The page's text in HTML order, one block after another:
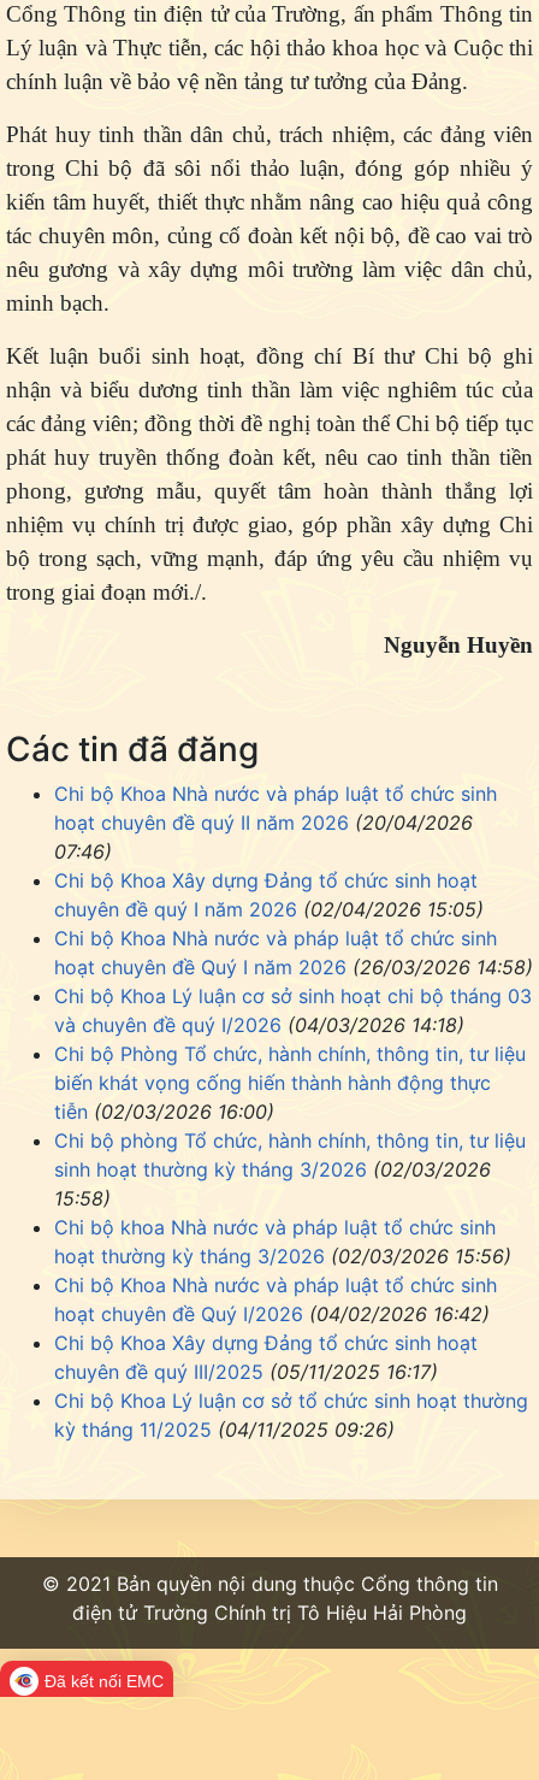
Cổng Thông tin điện tử của Trường, ấn phẩm Thông tin
Lý luận và Thực tiễn, các hội thảo khoa học và Cuộc thi
chính luận về bảo vệ nền tảng tư tưởng của Đảng.
Phát huy tinh thần dân chủ, trách nhiệm, các đảng viên
trong Chi bộ đã sôi nổi thảo luận, đóng góp nhiều ý
kiến tâm huyết, thiết thực nhằm nâng cao hiệu quả công
tác chuyên môn, củng cố đoàn kết nội bộ, đề cao vai trò
nêu gương và xây dựng môi trường làm việc dân chủ,
minh bạch.
Kết luận buổi sinh hoạt, đồng chí Bí thư Chi bộ ghi
nhận và biểu dương tinh thần làm việc nghiêm túc của
các đảng viên; đồng thời đề nghị toàn thể Chi bộ tiếp tục
phát huy truyền thống đoàn kết, nêu cao tinh thần tiền
phong, gương mẫu, quyết tâm hoàn thành thắng lợi
nhiệm vụ chính trị được giao, góp phần xây dựng Chi
bộ trong sạch, vững mạnh, đáp ứng yêu cầu nhiệm vụ
trong giai đoạn mới./.
Nguyễn Huyền
Các tin đã đăng
Chi bộ Khoa Nhà nước và pháp luật tổ chức sinh
hoạt chuyên đề quý II năm 2026 (20/04/2026
07:46)
Chi bộ Khoa Xây dựng Đảng tổ chức sinh hoạt
chuyên đề quý I năm 2026 (02/04/2026 15:05)
Chi bộ Khoa Nhà nước và pháp luật tổ chức sinh
hoạt chuyên đề Quý I năm 2026 (26/03/2026 14:58)
Chi bộ Khoa Lý luận cơ sở sinh hoạt chi bộ tháng 03
và chuyên đề quý I/2026 (04/03/2026 14:18)
Chi bộ Phòng Tổ chức, hành chính, thông tin, tư liệu
biến khát vọng cống hiến thành hành động thực
tiễn (02/03/2026 16:00)
Chi bộ phòng Tổ chức, hành chính, thông tin, tư liệu
sinh hoạt thường kỳ tháng 3/2026 (02/03/2026
15:58)
Chi bộ khoa Nhà nước và pháp luật tổ chức sinh
hoạt thường kỳ tháng 3/2026 (02/03/2026 15:56)
Chi bộ Khoa Nhà nước và pháp luật tổ chức sinh
hoạt chuyên đề Quý I/2026 (04/02/2026 16:42)
Chi bộ Khoa Xây dựng Đảng tổ chức sinh hoạt
chuyên đề quý III/2025 (05/11/2025 16:17)
Chi bộ Khoa Lý luận cơ sở tổ chức sinh hoạt thường
kỳ tháng 11/2025 (04/11/2025 09:26)
© 2021 Bản quyền nội dung thuộc Cổng thông tin
điện tử Trường Chính trị Tô Hiệu Hải Phòng
Đã kết nối EMC